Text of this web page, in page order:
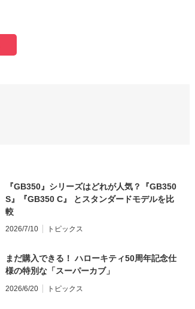
『GB350』シリーズはどれが人気？『GB350
S』『GB350 C』 とスタンダードモデルを比
較
2026/7/10 トピックス
まだ購入できる！ ハローキティ50周年記念仕
様の特別な「スーパーカブ」
2026/6/20 トピックス